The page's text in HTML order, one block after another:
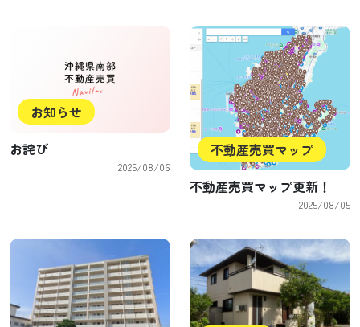
お知らせ
お詫び
2025/08/06
不動産売買マップ
不動産売買マップ更新！
2025/08/05